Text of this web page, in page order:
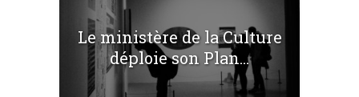
Le ministère de la Culture
déploie son Plan...